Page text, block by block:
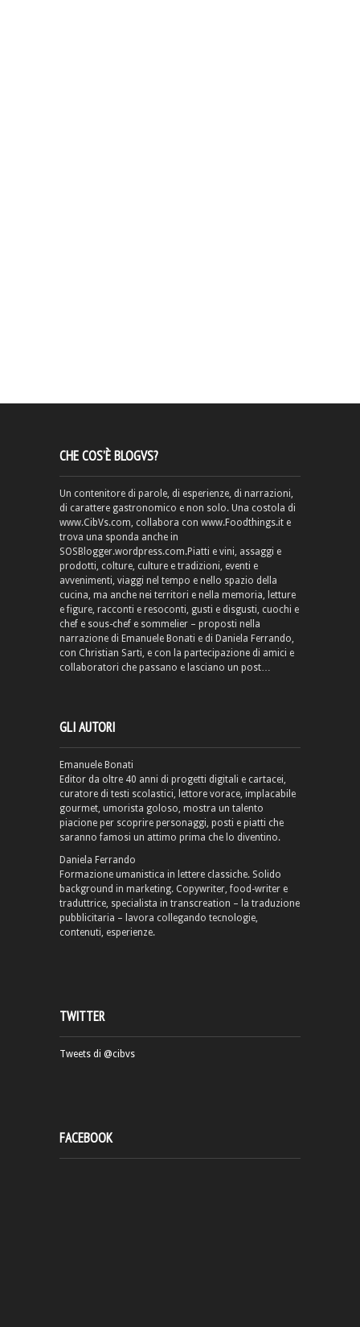
CHE COS’È BLOGVS?
Un contenitore di parole, di esperienze, di narrazioni,
di carattere gastronomico e non solo. Una costola di
www.CibVs.com, collabora con www.Foodthings.it e
trova una sponda anche in
SOSBlogger.wordpress.com.Piatti e vini, assaggi e
prodotti, colture, culture e tradizioni, eventi e
avvenimenti, viaggi nel tempo e nello spazio della
cucina, ma anche nei territori e nella memoria, letture
e figure, racconti e resoconti, gusti e disgusti, cuochi e
chef e sous-chef e sommelier – proposti nella
narrazione di Emanuele Bonati e di Daniela Ferrando,
con Christian Sarti, e con la partecipazione di amici e
collaboratori che passano e lasciano un post…
GLI AUTORI
Emanuele Bonati
Editor da oltre 40 anni di progetti digitali e cartacei,
curatore di testi scolastici, lettore vorace, implacabile
gourmet, umorista goloso, mostra un talento
piacione per scoprire personaggi, posti e piatti che
saranno famosi un attimo prima che lo diventino.
Daniela Ferrando
Formazione umanistica in lettere classiche. Solido
background in marketing. Copywriter, food-writer e
traduttrice, specialista in transcreation – la traduzione
pubblicitaria – lavora collegando tecnologie,
contenuti, esperienze.
TWITTER
Tweets di @cibvs
FACEBOOK